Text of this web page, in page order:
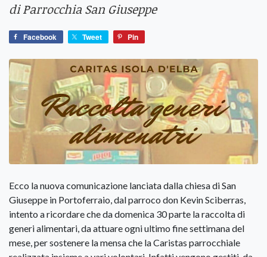
di Parrocchia San Giuseppe
Facebook Tweet Pin
Ecco la nuova comunicazione lanciata dalla chiesa di San
Giuseppe in Portoferraio, dal parroco don Kevin Sciberras,
intento a ricordare che da domenica 30 parte la raccolta di
generi alimentari, da attuare ogni ultimo fine settimana del
mese, per sostenere la mensa che la Caristas parrocchiale